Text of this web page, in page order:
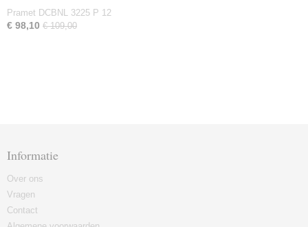
Pramet DCBNL 3225 P 12
€ 98,10 € 109,00
Informatie
Over ons
Vragen
Contact